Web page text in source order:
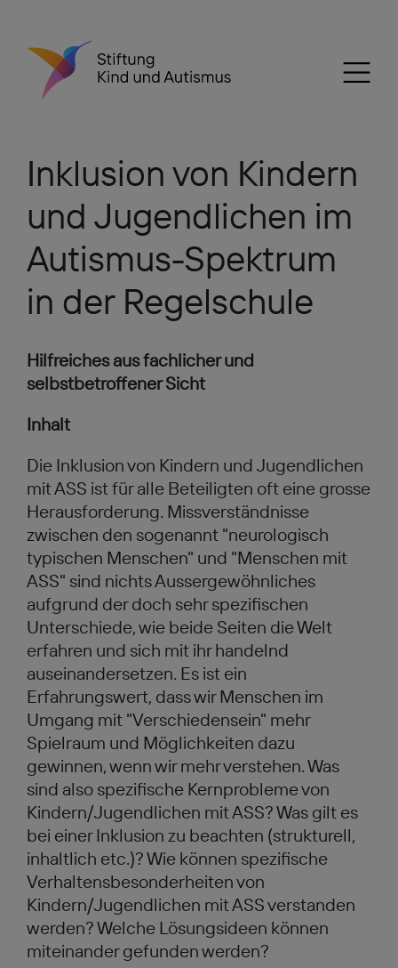
Inklusion von Kindern
und Jugendlichen im
Autismus-Spektrum
in der Regelschule
Hilfreiches aus fachlicher und
selbstbetroffener Sicht
Inhalt
Die Inklusion von Kindern und Jugendlichen
mit ASS ist für alle Beteiligten oft eine grosse
Herausforderung. Missverständnisse
zwischen den sogenannt "neurologisch
typischen Menschen" und "Menschen mit
ASS" sind nichts Aussergewöhnliches
aufgrund der doch sehr spezifischen
Unterschiede, wie beide Seiten die Welt
erfahren und sich mit ihr handelnd
auseinandersetzen. Es ist ein
Erfahrungswert, dass wir Menschen im
Umgang mit "Verschiedensein" mehr
Spielraum und Möglichkeiten dazu
gewinnen, wenn wir mehr verstehen. Was
sind also spezifische Kernprobleme von
Kindern/Jugendlichen mit ASS? Was gilt es
bei einer Inklusion zu beachten (strukturell,
inhaltlich etc.)? Wie können spezifische
Verhaltensbesonderheiten von
Kindern/Jugendlichen mit ASS verstanden
werden? Welche Lösungsideen können
miteinander gefunden werden?